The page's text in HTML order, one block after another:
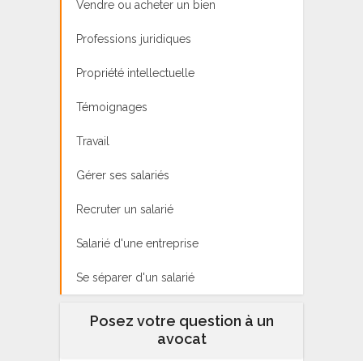
Vendre ou acheter un bien
Professions juridiques
Propriété intellectuelle
Témoignages
Travail
Gérer ses salariés
Recruter un salarié
Salarié d'une entreprise
Se séparer d'un salarié
Posez votre question à un
avocat